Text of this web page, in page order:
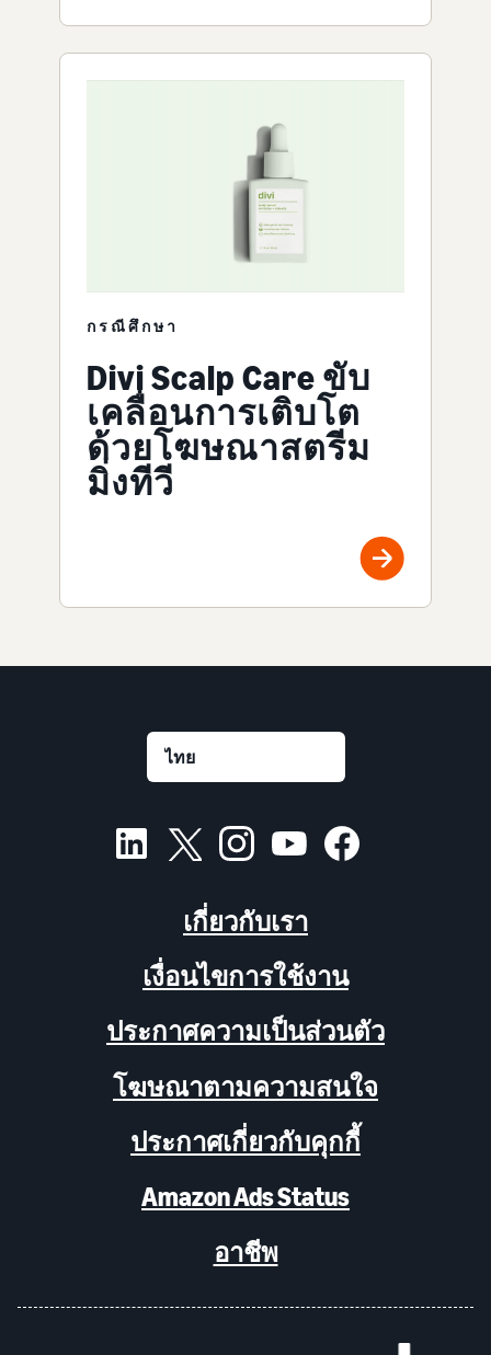
กรณีศึกษา
Divi Scalp Care ขับ
เคลื่อนการเติบโต
ด้วยโฆษณาสตรีม
มิ่งทีวี
เกี่ยวกับเรา
เงื่อนไขการใช้งาน
ประกาศความเป็นส่วนตัว
โฆษณาตามความสนใจ
ประกาศเกี่ยวกับคุกกี้
Amazon Ads Status
อาชีพ